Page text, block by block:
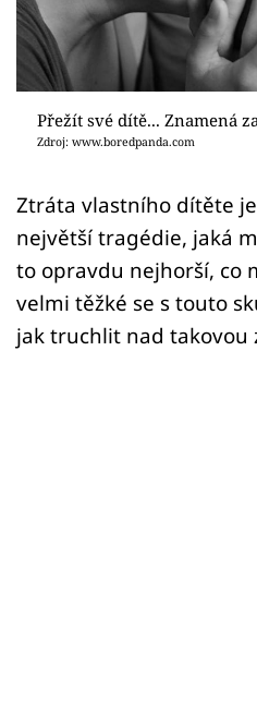
Videa
Sledujte prima+
Přihlášení
Sledujte nás
Přežít své dítě... Znamená
Zdroj: www.boredpanda.com
Ztráta vlastního dítěte
největší tragédie, jaká
to opravdu nejhorší, co
velmi těžké se s touto
jak truchlit nad takovou